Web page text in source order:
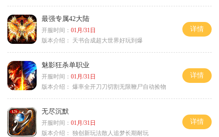
最强专属42大陆
开服时间： 01月/31日
版本介绍：
天书合成超大世界好玩到爆
详情
魅影狂杀单职业
开服时间： 01月/31日
版本介绍： 爆率全开刀刀切割无限鞭尸自动捡物
详情
无尽沉默
开服时间： 01月/31日
版本介绍： 独创新玩法散人追梦长期耐玩
详情